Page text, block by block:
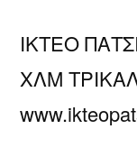
ΙΚΤΕΟ
ΧΛΜ